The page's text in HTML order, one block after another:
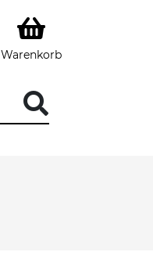
Warenkorb